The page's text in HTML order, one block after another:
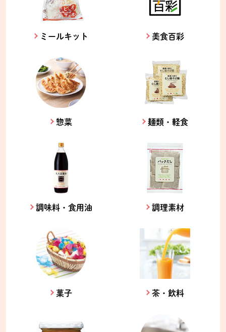
ミールキット 美食百彩
惣菜 麺類・軽食
調味料・食用油 調理素材
菓子 茶・飲料